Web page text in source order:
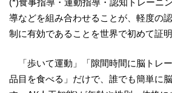
(*)食事指導・運動指導・認知トレーニ
導などを組み合わせることが、軽度の
制に有効であることを世界で初めて証
「歩いて運動」「隙間時間に脳トレ
品目を食べる」だけで、誰でも簡単に